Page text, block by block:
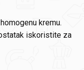
kremu.
iskoristite za